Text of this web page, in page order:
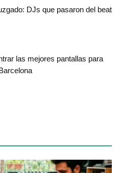
DJs que pasaron del beat
las mejores pantallas para